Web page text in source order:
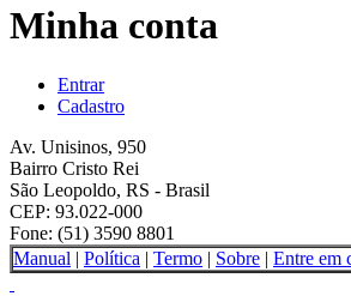
Minha conta
Entrar
Cadastro
Av. Unisinos, 950
Bairro Cristo Rei
São Leopoldo, RS - Brasil
CEP: 93.022-000
Fone: (51) 3590 8801
Manual | Política | Termo | Sobre | Entre em